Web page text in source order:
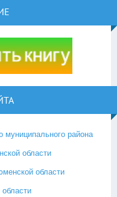
муниципального района
области
области